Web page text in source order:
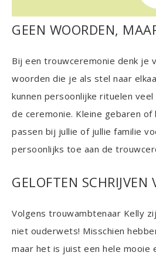
GEEN WOORDEN,
Bij een trouwceremonie denk je
woorden die je als stel naar
kunnen persoonlijke rituelen
de ceremonie. Kleine gebaren of
passen bij jullie of jullie familie
persoonlijks toe aan de
GELOFTEN SCHRIJVEN
Volgens trouwambtenaar Kelly
niet ouderwets! Misschien
maar het is juist een hele mooie